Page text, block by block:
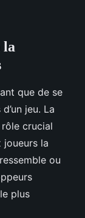
la
que de se
jeu. La
crucial
joueurs la
ou
plus